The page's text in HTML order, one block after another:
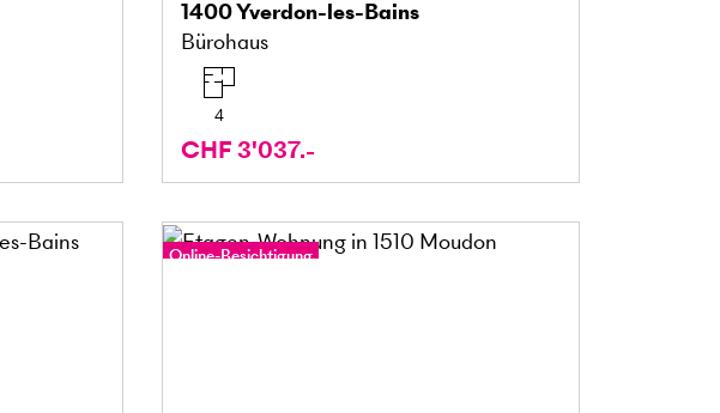
1400Yverdon-les-Bains
Bürohaus
4
CHF 3'037.-
Online-Besichtigung